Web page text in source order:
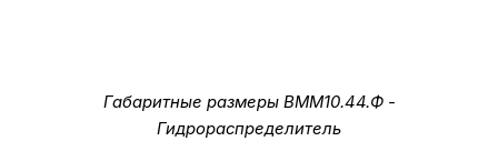
Габаритные размеры ВММ10.44.Ф -
Гидрораспределитель